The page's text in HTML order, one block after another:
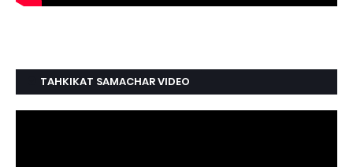
TAHKIKAT SAMACHAR VIDEO